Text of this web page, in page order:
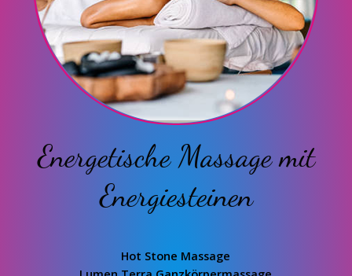
Energetische Massage mit
Energiesteinen
Hot Stone Massage